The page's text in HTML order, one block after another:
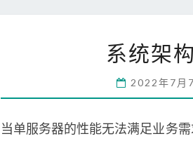
系统架
2022年7月
当单服务器的性能无法满足业务